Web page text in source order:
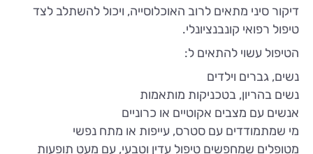
דיקור סיני מתאים לרוב האוכלוסייה, ויכול להשתלב לצד
טיפול רפואי קונבנציונלי.
הטיפול עשוי להתאים ל:
נשים, גברים וילדים
נשים בהריון, בטכניקות מותאמות
אנשים עם מצבים אקוטיים או כרוניים
מי שמתמודדים עם סטרס, עייפות או מתח נפשי
מטופלים שמחפשים טיפול עדין וטבעי, עם מעט תופעות